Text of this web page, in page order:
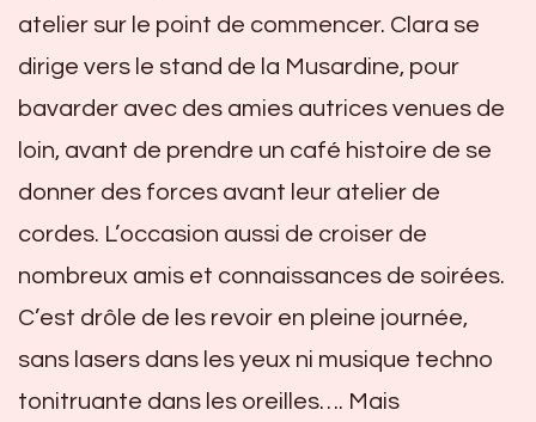
atelier sur le point de commencer. Clara se
dirige vers le stand de la Musardine, pour
bavarder avec des amies autrices venues de
loin, avant de prendre un café histoire de se
donner des forces avant leur atelier de
cordes. L’occasion aussi de croiser de
nombreux amis et connaissances de soirées.
C’est drôle de les revoir en pleine journée,
sans lasers dans les yeux ni musique techno
tonitruante dans les oreilles…. Mais